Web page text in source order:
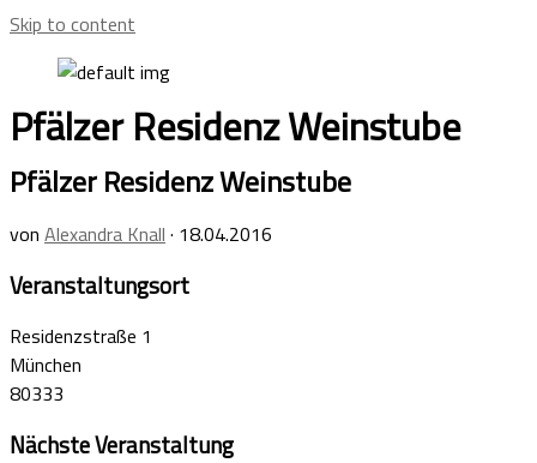
Skip to content
Pfälzer Residenz Weinstube
Pfälzer Residenz Weinstube
von Alexandra Knall · 18.04.2016
Veranstaltungsort
Residenzstraße 1
München
80333
Nächste Veranstaltung